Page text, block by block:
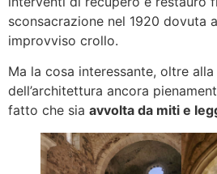
sconsacrazione nel 1920 dovuta
improvviso crollo.
Ma la cosa interessante, oltre
dell’architettura ancora
fatto che sia avvolta da miti e